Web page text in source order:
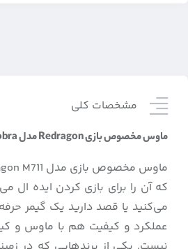
مشخصات کلی
ماوس مخصوص بازی Redragon مدل M711 Cobra
که آن را برای بازی کردن ایده
می‌کنید یا قصد دارید یک گیمر